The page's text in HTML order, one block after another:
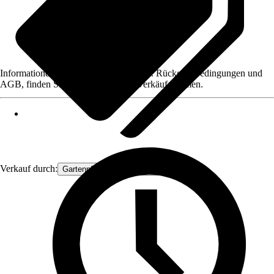
Verkauf durch: Gartenpflanzen Ammerland
Informationen des Verkäufers, wie z. B. Rückgabebedingungen und
AGB, finden Sie bei Klick auf den Verkäufernamen.